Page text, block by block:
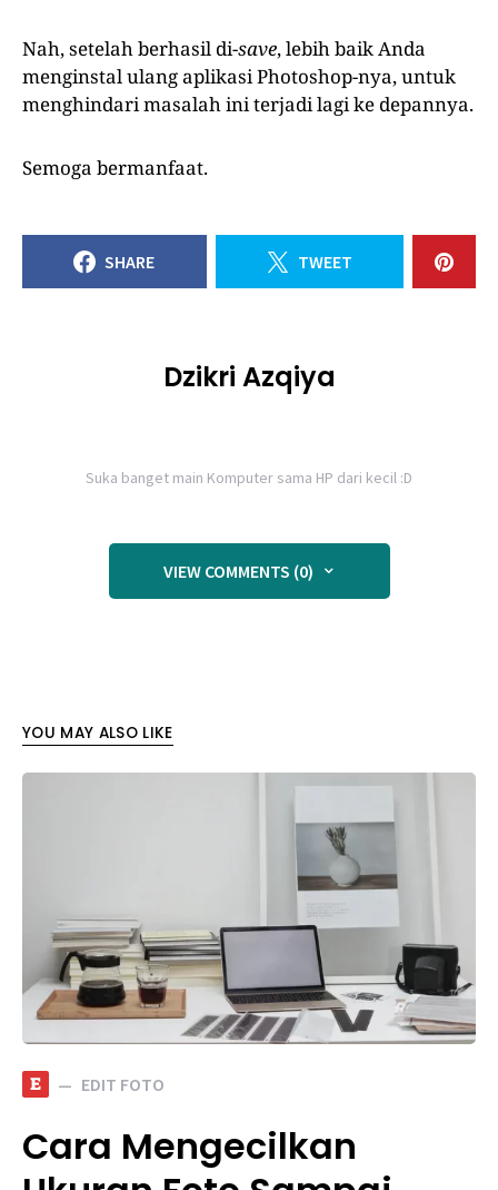
Nah, setelah berhasil di-save, lebih baik Anda
menginstal ulang aplikasi Photoshop-nya, untuk
menghindari masalah ini terjadi lagi ke depannya.
Semoga bermanfaat.
SHARE TWEET
Dzikri Azqiya
Suka banget main Komputer sama HP dari kecil :D
VIEW COMMENTS (0)
YOU MAY ALSO LIKE
E EDIT FOTO
Cara Mengecilkan